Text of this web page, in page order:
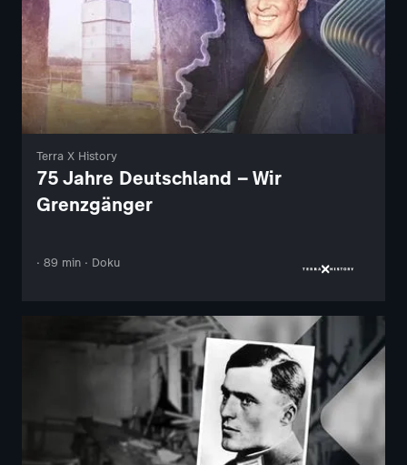
Terra X History
75 Jahre Deutschland – Wir
Grenzgänger
· 89 min · Doku